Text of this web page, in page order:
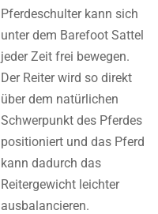
Pferdeschulter kann sich
unter dem Barefoot Sattel
jeder Zeit frei bewegen.
Der Reiter wird so direkt
über dem natürlichen
Schwerpunkt des Pferdes
positioniert und das Pferd
kann dadurch das
Reitergewicht leichter
ausbalancieren.